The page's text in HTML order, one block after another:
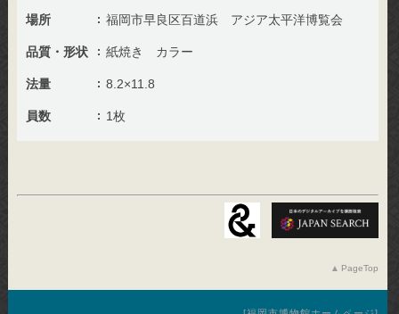
場所 福岡市早良区百道浜 アジア太平洋博覧会
品質・形状 紙焼き カラー
法量 8.2×11.8
員数 1枚
PageTop